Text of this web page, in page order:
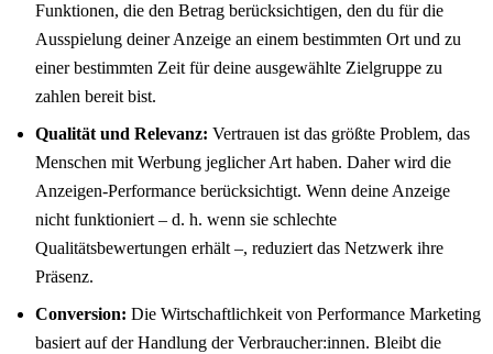
Funktionen, die den Betrag berücksichtigen, den du für die
Ausspielung deiner Anzeige an einem bestimmten Ort und zu
einer bestimmten Zeit für deine ausgewählte Zielgruppe zu
zahlen bereit bist.
Qualität und Relevanz: Vertrauen ist das größte Problem, das
Menschen mit Werbung jeglicher Art haben. Daher wird die
Anzeigen-Performance berücksichtigt. Wenn deine Anzeige
nicht funktioniert – d. h. wenn sie schlechte
Qualitätsbewertungen erhält –, reduziert das Netzwerk ihre
Präsenz.
Conversion: Die Wirtschaftlichkeit von Performance Marketing
basiert auf der Handlung der Verbraucher:innen. Bleibt die